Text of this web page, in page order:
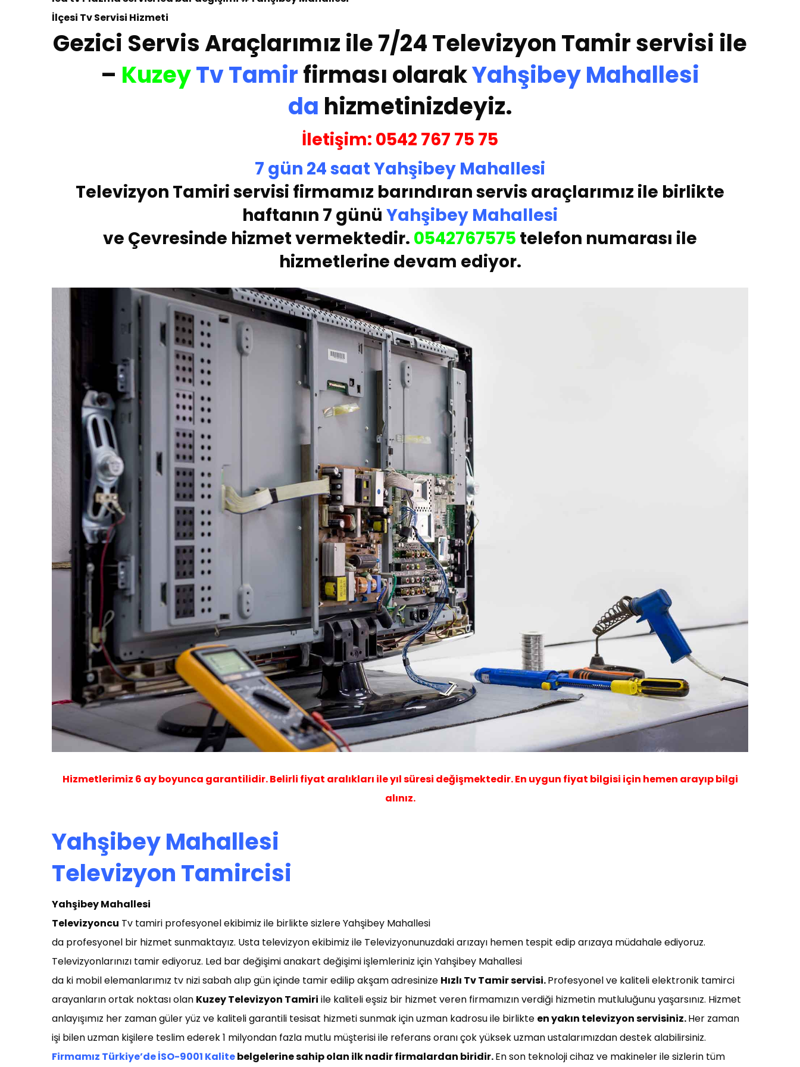
İlçesi Tv Servisi Hizmeti
Gezici Servis Araçlarımız ile 7/24 Televizyon Tamir servisi ile
– KuzeyTv Tamirfirması olarakYahşibey Mahallesi
da hizmetinizdeyiz.
İletişim: 0542 767 75 75
7 gün 24 saatYahşibey Mahallesi
Televizyon Tamiri servisi firmamız barındıran servis araçlarımız ile birlikte
haftanın 7 günü Yahşibey Mahallesi
ve Çevresinde hizmet vermektedir. 0542767575 telefon numarası ile
hizmetlerine devam ediyor.
Hizmetlerimiz 6 ayboyunca garantilidir. Belirli fiyat aralıkları ile yıl süresi değişmektedir. En uygun fiyat bilgisi için hemen arayıp bilgi
alınız.
Yahşibey Mahallesi
Televizyon Tamircisi
Yahşibey Mahallesi
Televizyoncu Tv tamiri profesyonel ekibimiz ile birlikte sizlere Yahşibey Mahallesi
da profesyonel bir hizmet sunmaktayız. Usta televizyon ekibimiz ile Televizyonunuzdaki arızayı hemen tespit edip arızaya müdahale ediyoruz.
Televizyonlarınızı tamir ediyoruz. Led bar değişimi anakart değişimi işlemleriniz için Yahşibey Mahallesi
da ki mobil elemanlarımız tv nizi sabah alıp gün içinde tamir edilip akşam adresinize Hızlı Tv Tamir servisi.Profesyonel ve kaliteli elektronik tamirci
arayanların ortak noktası olan Kuzey Televizyon Tamiri ile kaliteli eşsiz bir hizmet veren firmamızın verdiği hizmetin mutluluğunu yaşarsınız. Hizmet
anlayışımız her zaman güler yüz ve kaliteli garantili tesisat hizmeti sunmak için uzman kadrosu ile birlikte en yakın televizyon servisiniz.Her zaman
işi bilen uzman kişilere teslim ederek 1 milyondan fazla mutlu müşterisi ile referans oranı çok yüksek uzman ustalarımızdan destek alabilirsiniz.
Firmamız Türkiye’de İSO-9001 Kalitebelgelerine sahip olan ilk nadir firmalardan biridir.En son teknoloji cihaz ve makineler ile sizlerin tüm